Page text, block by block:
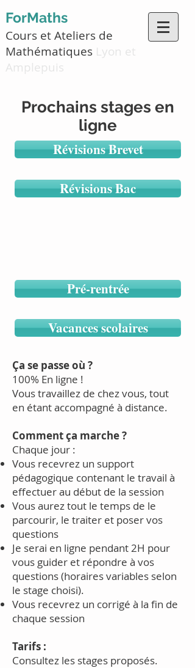
ForMaths
Cours et Ateliers de
Mathématiques Lyon et
Amplepuis
Prochains stages en
ligne
Révisions Brevet
Révisions Bac
Pré-rentrée
Vacances scolaires
Ça se passe où ?
100% En ligne !
Vous travaillez de chez vous, tout
en étant accompagné à distance.
Comment ça marche ?
Chaque jour :
Vous recevrez un support
pédagogique contenant le travail à
effectuer au début de la session
Vous aurez tout le temps de le
parcourir, le traiter et poser vos
questions
Je serai en ligne pendant 2H pour
vous guider et répondre à vos
questions (horaires variables selon
le stage choisi).
Vous recevrez un corrigé à la fin de
chaque session
Tarifs :
Consultez les stages proposés.​